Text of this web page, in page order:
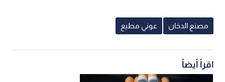
مصنع الدخان عوني مطيع
اقرأ أيضاً